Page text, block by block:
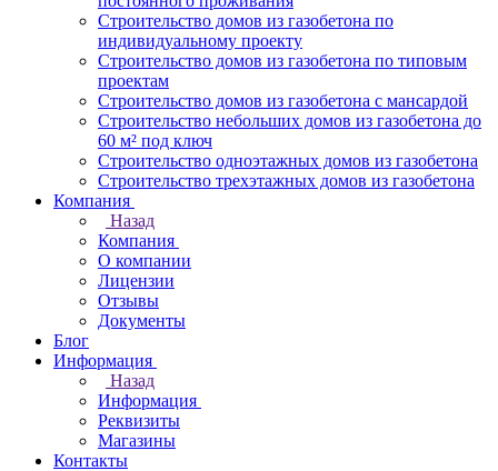
Строительство домов из газобетона по
индивидуальному проекту
Строительство домов из газобетона по типовым
проектам
Строительство домов из газобетона с мансардой
Строительство небольших домов из газобетона до
60 м² под ключ
Строительство одноэтажных домов из газобетона
Строительство трехэтажных домов из газобетона
Компания
Назад
Компания
О компании
Лицензии
Отзывы
Документы
Блог
Информация
Назад
Информация
Реквизиты
Магазины
Контакты